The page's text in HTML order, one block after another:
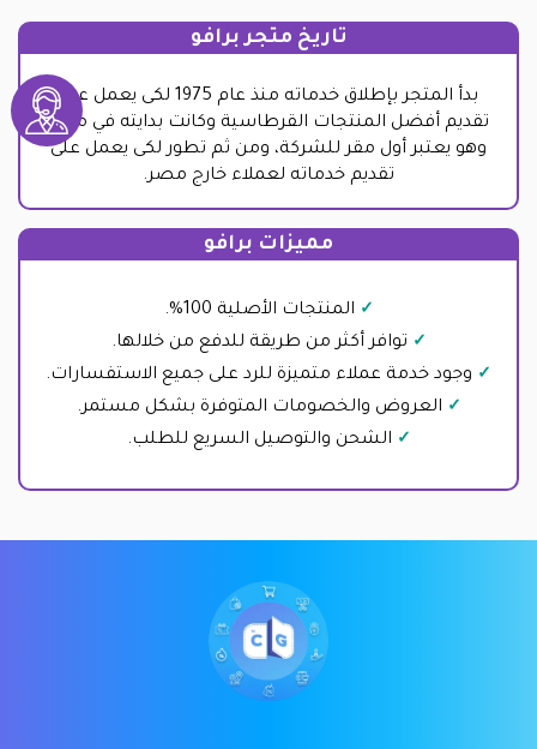
تاريخ متجر برافو
بدأ المتجر بإطلاق خدماته منذ عام 1975 لكى يعمل على
تقديم أفضل المنتجات القرطاسية وكانت بدايته في مصر
وهو يعتبر أول مقر للشركة، ومن ثم تطور لكى يعمل على
تقديم خدماته لعملاء خارج مصر.
مميزات برافو
المنتجات الأصلية 100%.
توافر أكثر من طريقة للدفع من خلالها.
وجود خدمة عملاء متميزة للرد على جميع الاستفسارات.
العروض والخصومات المتوفرة بشكل مستمر.
الشحن والتوصيل السريع للطلب.